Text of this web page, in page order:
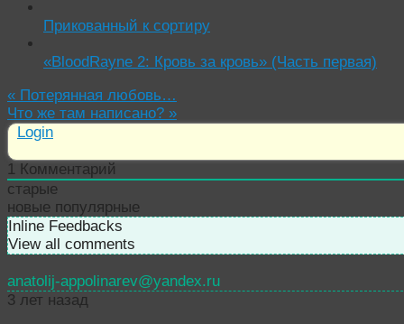
Прикованный к сортиру
«BloodRayne 2: Кровь за кровь» (Часть первая)
« Потерянная любовь…
Что же там написано? »
Login
1 Комментарий
старые
новые популярные
Inline Feedbacks
View all comments
anatolij-appolinarev@yandex.ru
3 лет назад